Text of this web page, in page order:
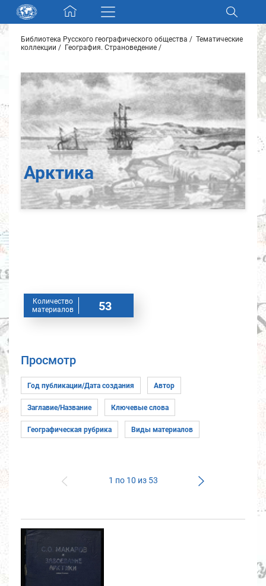
Skip navigation
Разделы и коллекции
Электронный каталог
Новости
Контакты
Найти
Библиотека Русского географического общества
Тематические
коллекции
География. Страноведение
Арктика
Количество
материалов
53
Просмотр
1 по 10 из 53